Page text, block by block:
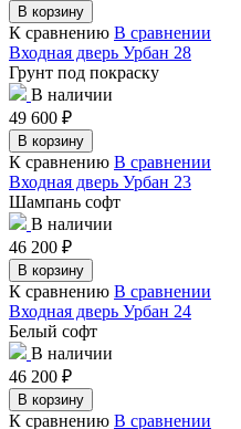
В корзину
К сравнению В сравнении
Входная дверь Урбан 28
Грунт под покраску
В наличии
49 600 ₽
В корзину
К сравнению В сравнении
Входная дверь Урбан 23
Шампань софт
В наличии
46 200 ₽
В корзину
К сравнению В сравнении
Входная дверь Урбан 24
Белый софт
В наличии
46 200 ₽
В корзину
К сравнению В сравнении